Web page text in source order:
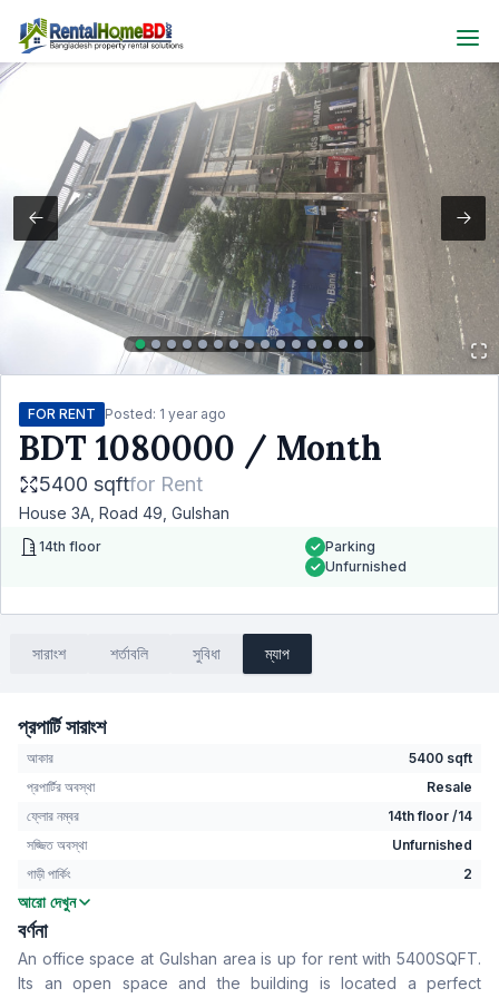
FOR RENT Posted: 1 year ago
BDT 1080000 / Month
5400 sqftfor Rent
House 3A, Road 49, Gulshan
14th floor
Parking
Unfurnished
সারাংশ শর্তাবলি সুবিধা ম্যাপ
প্রপার্টি সারাংশ
আকার
5400 sqft
প্রপার্টির অবস্থা
Resale
ফ্লোর নম্বর
14th floor /14
সজ্জিত অবস্থা
Unfurnished
গাড়ী পার্কিং
2
বাথরুম
বসার রুম
Drawing Room
No
খাবার রুম
No
আরো দেখুন
বর্ণনা
An office space at Gulshan area is up for rent with 5400SQFT.
Its an open space and the building is located a perfect